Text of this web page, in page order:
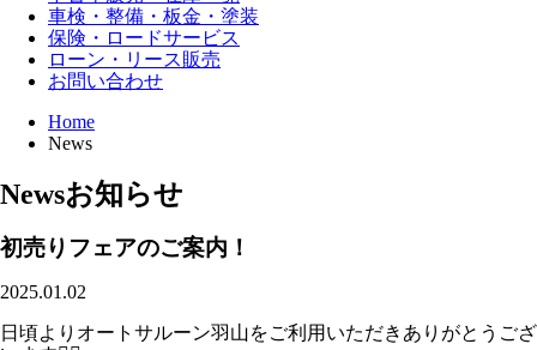
車検・整備・板金・塗装
保険・ロードサービス
ローン・リース販売
お問い合わせ
Home
News
Newsお知らせ
初売りフェアのご案内！
2025.01.02
日頃よりオートサルーン羽山をご利用いただきありがとうござ